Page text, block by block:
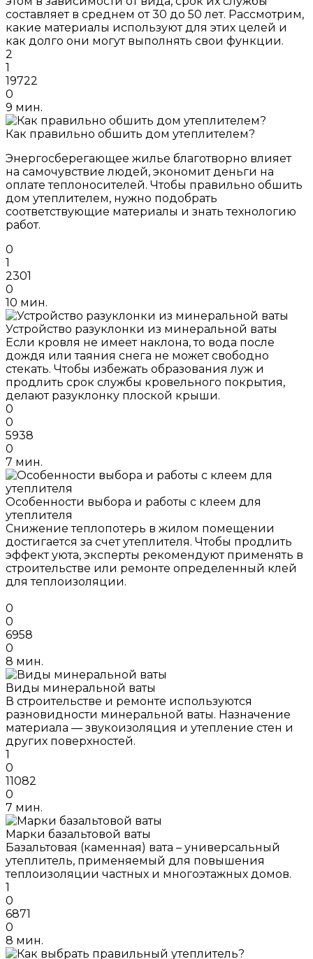
составляет в среднем от 30 до 50 лет. Рассмотрим,
какие материалы используют для этих целей и
как долго они могут выполнять свои функции.
2
1
19722
0
9 мин.
Как правильно обшить дом утеплителем?
Энергосберегающее жилье благотворно влияет
на самочувствие людей, экономит деньги на
оплате теплоносителей. Чтобы правильно обшить
дом утеплителем, нужно подобрать
соответствующие материалы и знать технологию
работ.
0
1
2301
0
10 мин.
Устройство разуклонки из минеральной ваты
Если кровля не имеет наклона, то вода после
дождя или таяния снега не может свободно
стекать. Чтобы избежать образования луж и
продлить срок службы кровельного покрытия,
делают разуклонку плоской крыши.
0
0
5938
0
7 мин.
Особенности выбора и работы с клеем для
утеплителя
Снижение теплопотерь в жилом помещении
достигается за счет утеплителя. Чтобы продлить
эффект уюта, эксперты рекомендуют применять в
строительстве или ремонте определенный клей
для теплоизоляции.
0
0
6958
0
8 мин.
Виды минеральной ваты
В строительстве и ремонте используются
разновидности минеральной ваты. Назначение
материала — звукоизоляция и утепление стен и
других поверхностей.
1
0
11082
0
7 мин.
Марки базальтовой ваты
Базальтовая (каменная) вата – универсальный
утеплитель, применяемый для повышения
теплоизоляции частных и многоэтажных домов.
1
0
6871
0
8 мин.